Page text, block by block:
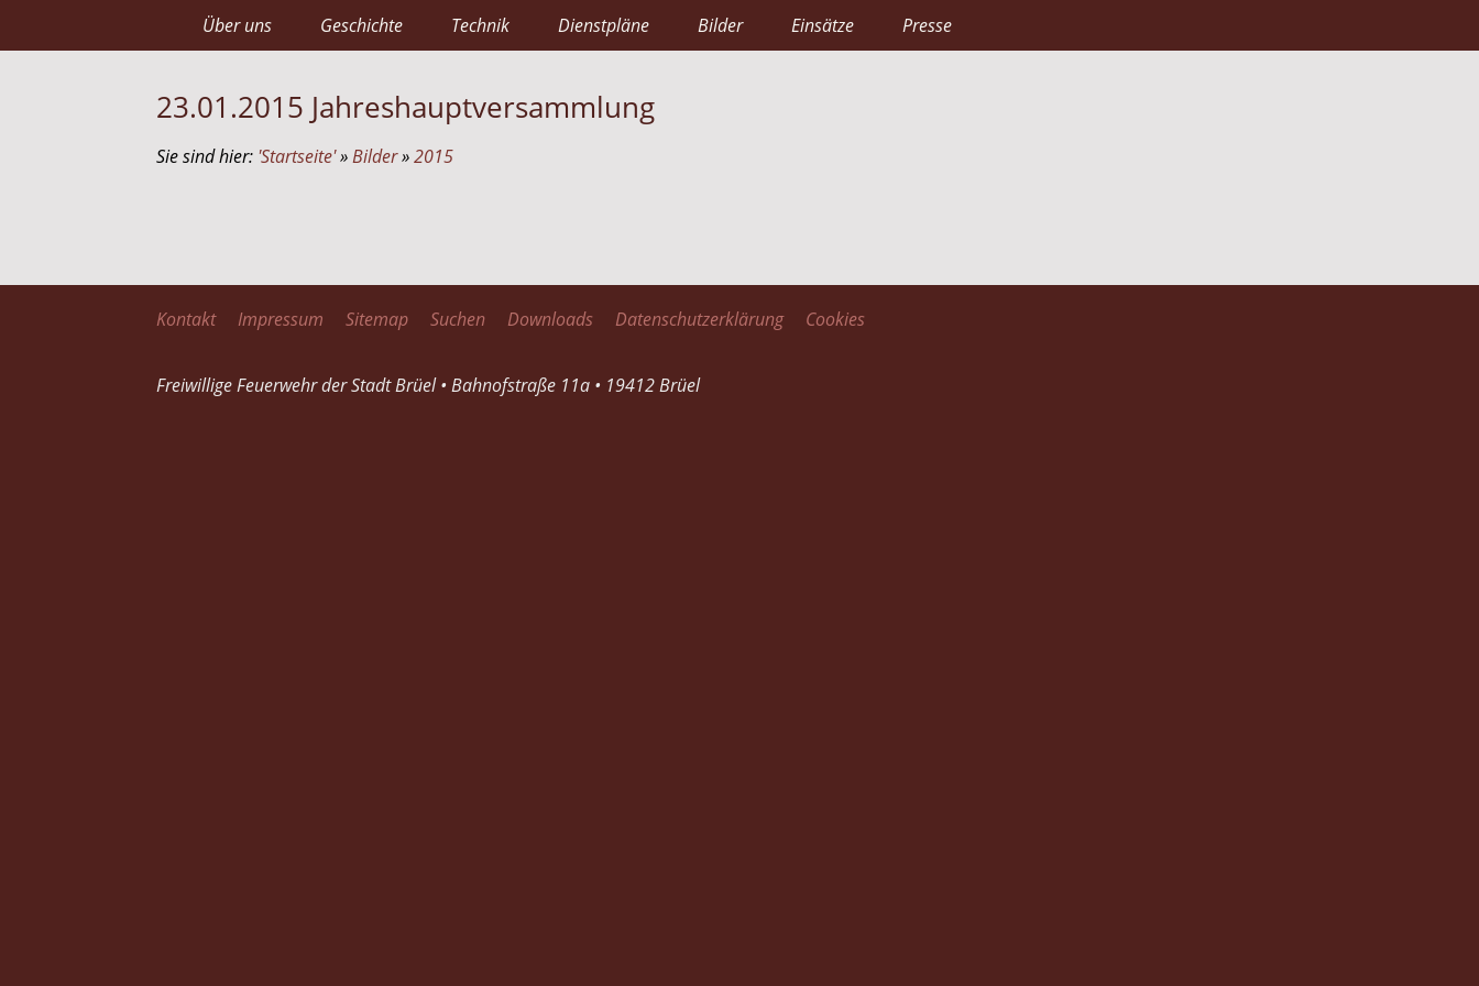
Über uns Geschichte Technik Dienstpläne Bilder Einsätze Presse
23.01.2015 Jahreshauptversammlung
Sie sind hier: 'Startseite'»Bilder»2015
Kontakt Impressum Sitemap Suchen Downloads Datenschutzerklärung Cookies
Freiwillige Feuerwehr der Stadt Brüel • Bahnofstraße 11a • 19412 Brüel